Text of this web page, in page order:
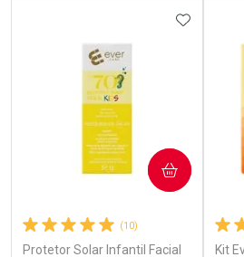
Ativar Desconto
(10)
Protetor Solar Infantil Facial
COMPRAR
Kit